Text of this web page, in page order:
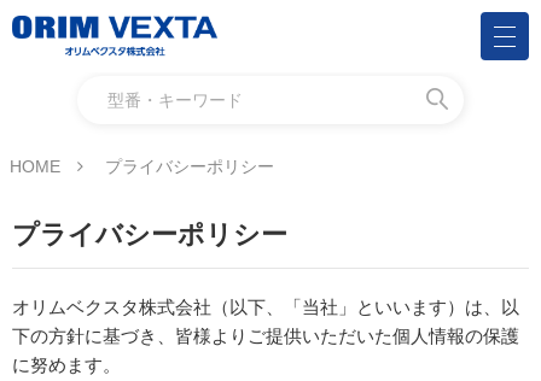
HOME プライバシーポリシー
プライバシーポリシー
オリムベクスタ株式会社（以下、「当社」といいます）は、以
下の方針に基づき、皆様よりご提供いただいた個人情報の保護
に努めます。